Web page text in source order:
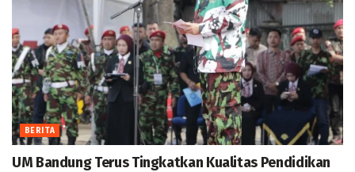
BERITA
UM Bandung Terus Tingkatkan Kualitas Pendidikan